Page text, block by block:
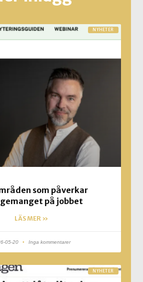
NYHETER
som påverkar
på jobbet
LÄS MER »
05-20 Inga kommentarer
NYHETER